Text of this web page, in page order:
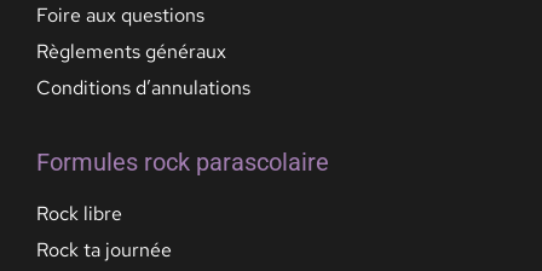
Foire aux questions
Règlements généraux
Conditions d’annulations
Formules rock parascolaire
Rock libre
Rock ta journée